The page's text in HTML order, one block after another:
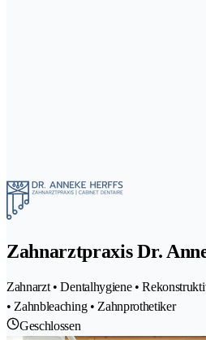
Zahnarztpraxis Dr.
Zahnarzt • Dentalhygiene •
• Zahnbleaching • Zahnprothetiker
Geschlossen